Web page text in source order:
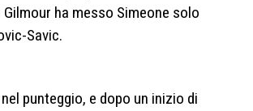
ha messo Simeone solo
Savic.
punteggio, e dopo un inizio di